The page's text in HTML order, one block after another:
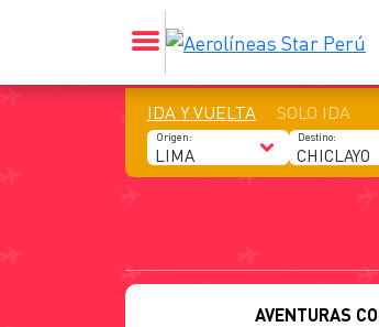
IDA Y VUELTA SOLO IDA
AVENTURAS